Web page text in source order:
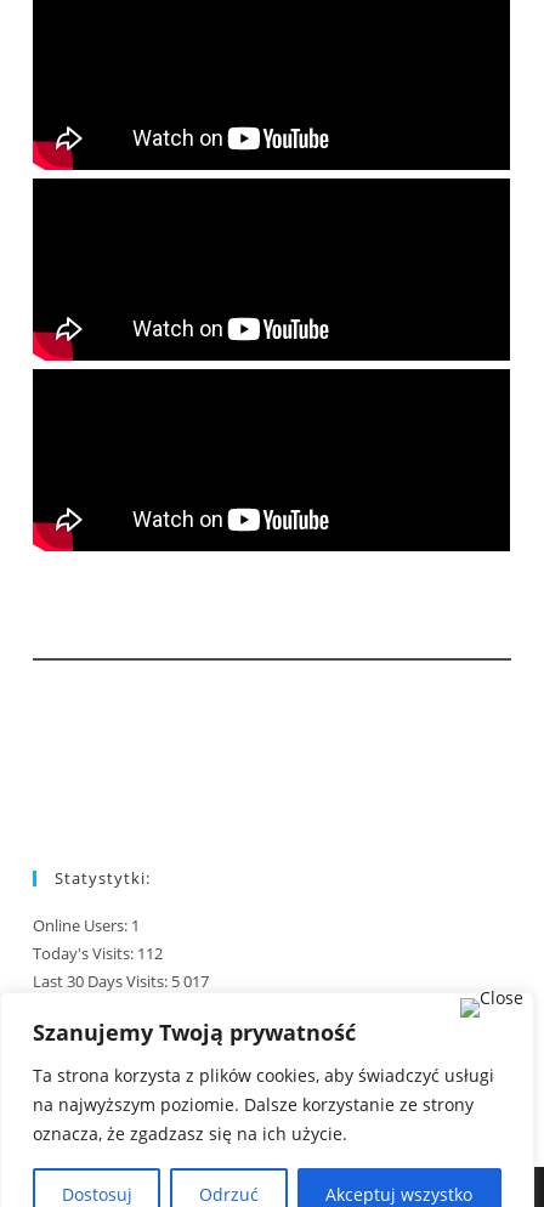
Szanujemy Twoją prywatność
Ta strona korzysta z plików cookies, aby świadczyć usługi
na najwyższym poziomie. Dalsze korzystanie ze strony
oznacza, że zgadzasz się na ich użycie.
Dostosuj Odrzuć Akceptuj wszystko
Statystytki:
Online Users: 1
Today's Visits: 112
Last 30 Days Visits: 5 017
Last Post Date:01/08/2026
Oficjalna strona Parafii Miłosierdzia Bożego w Pińczowie Copyright ©